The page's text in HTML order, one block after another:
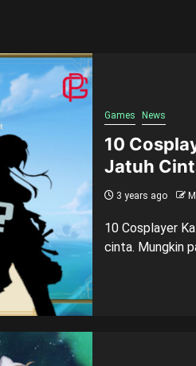
Games News
10
Jatuh
3 years ago
10 Cosplayer
cinta. Mungkin